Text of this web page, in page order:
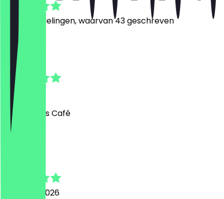
Beoordelingen, waarvan 43 geschreven
Linda
31 juli 2026
sehr nettes Café
17 maart 2026